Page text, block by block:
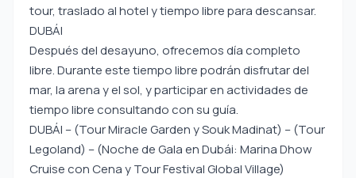
tour, traslado al hotel y tiempo libre para descansar.
DUBÁI
Después del desayuno, ofrecemos día completo
libre. Durante este tiempo libre podrán disfrutar del
mar, la arena y el sol, y participar en actividades de
tiempo libre consultando con su guía.
DUBÁI – (Tour Miracle Garden y Souk Madinat) – (Tour
Legoland) – (Noche de Gala en Dubái: Marina Dhow
Cruise con Cena y Tour Festival Global Village)